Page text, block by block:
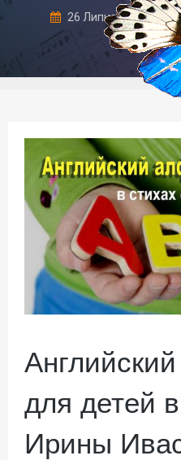
26 Липня, 2017
для детей
Ирины